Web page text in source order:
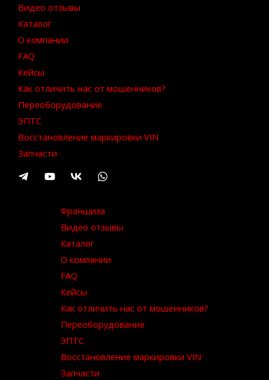
Видео отзывы
Каталог
О компании
FAQ
Кейсы
Как отличить нас от мошенников?
Переоборудование
ЭПТС
Восстановление маркировки VIN
Запчасти
Франшиза
Видео отзывы
Каталог
О компании
FAQ
Кейсы
Как отличить нас от мошенников?
Переоборудование
ЭПТС
Восстановление маркировки VIN
Запчасти